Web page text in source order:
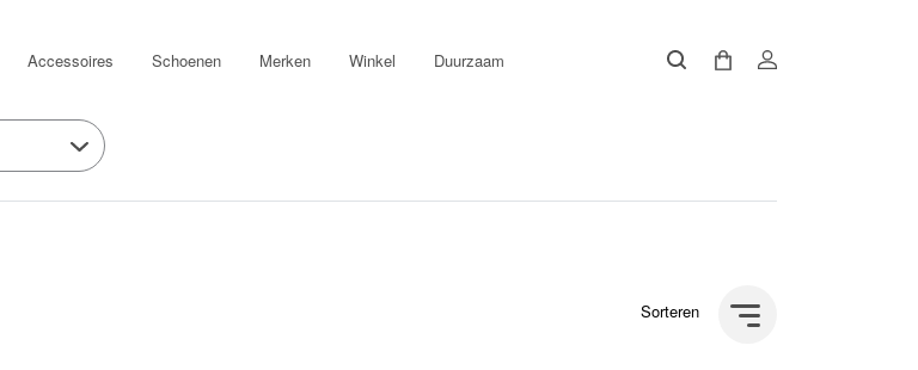
Accessoires Schoenen Merken Winkel Duurzaam
Sorteren